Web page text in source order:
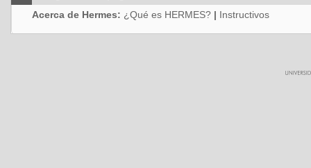
Acerca de Hermes: ¿Qué es HERMES? | Instructivos